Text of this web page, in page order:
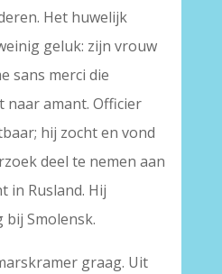
Het huwelijk
geluk: zijn vrouw
sans merci die
naar amant. Officier
hij zocht en vond
deel te nemen aan
in Rusland. Hij
bij Smolensk.
graag. Uit